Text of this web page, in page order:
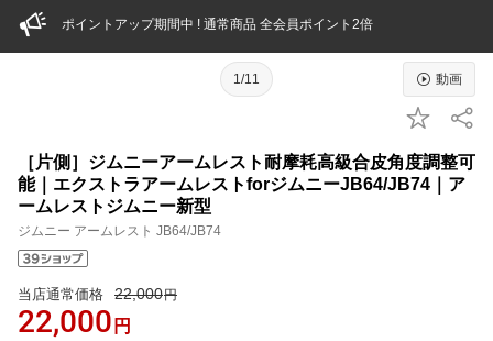
ポイントアップ期間中 ! 通常商品 全会員ポイント2倍
1/11 動画
［片側］ジムニーアームレスト耐摩耗高級合皮角度調整可
能｜エクストラアームレストforジムニーJB64/JB74｜ア
ームレストジムニー新型
ジムニー アームレスト JB64/JB74
当店通常価格 22,000円
22,000 円